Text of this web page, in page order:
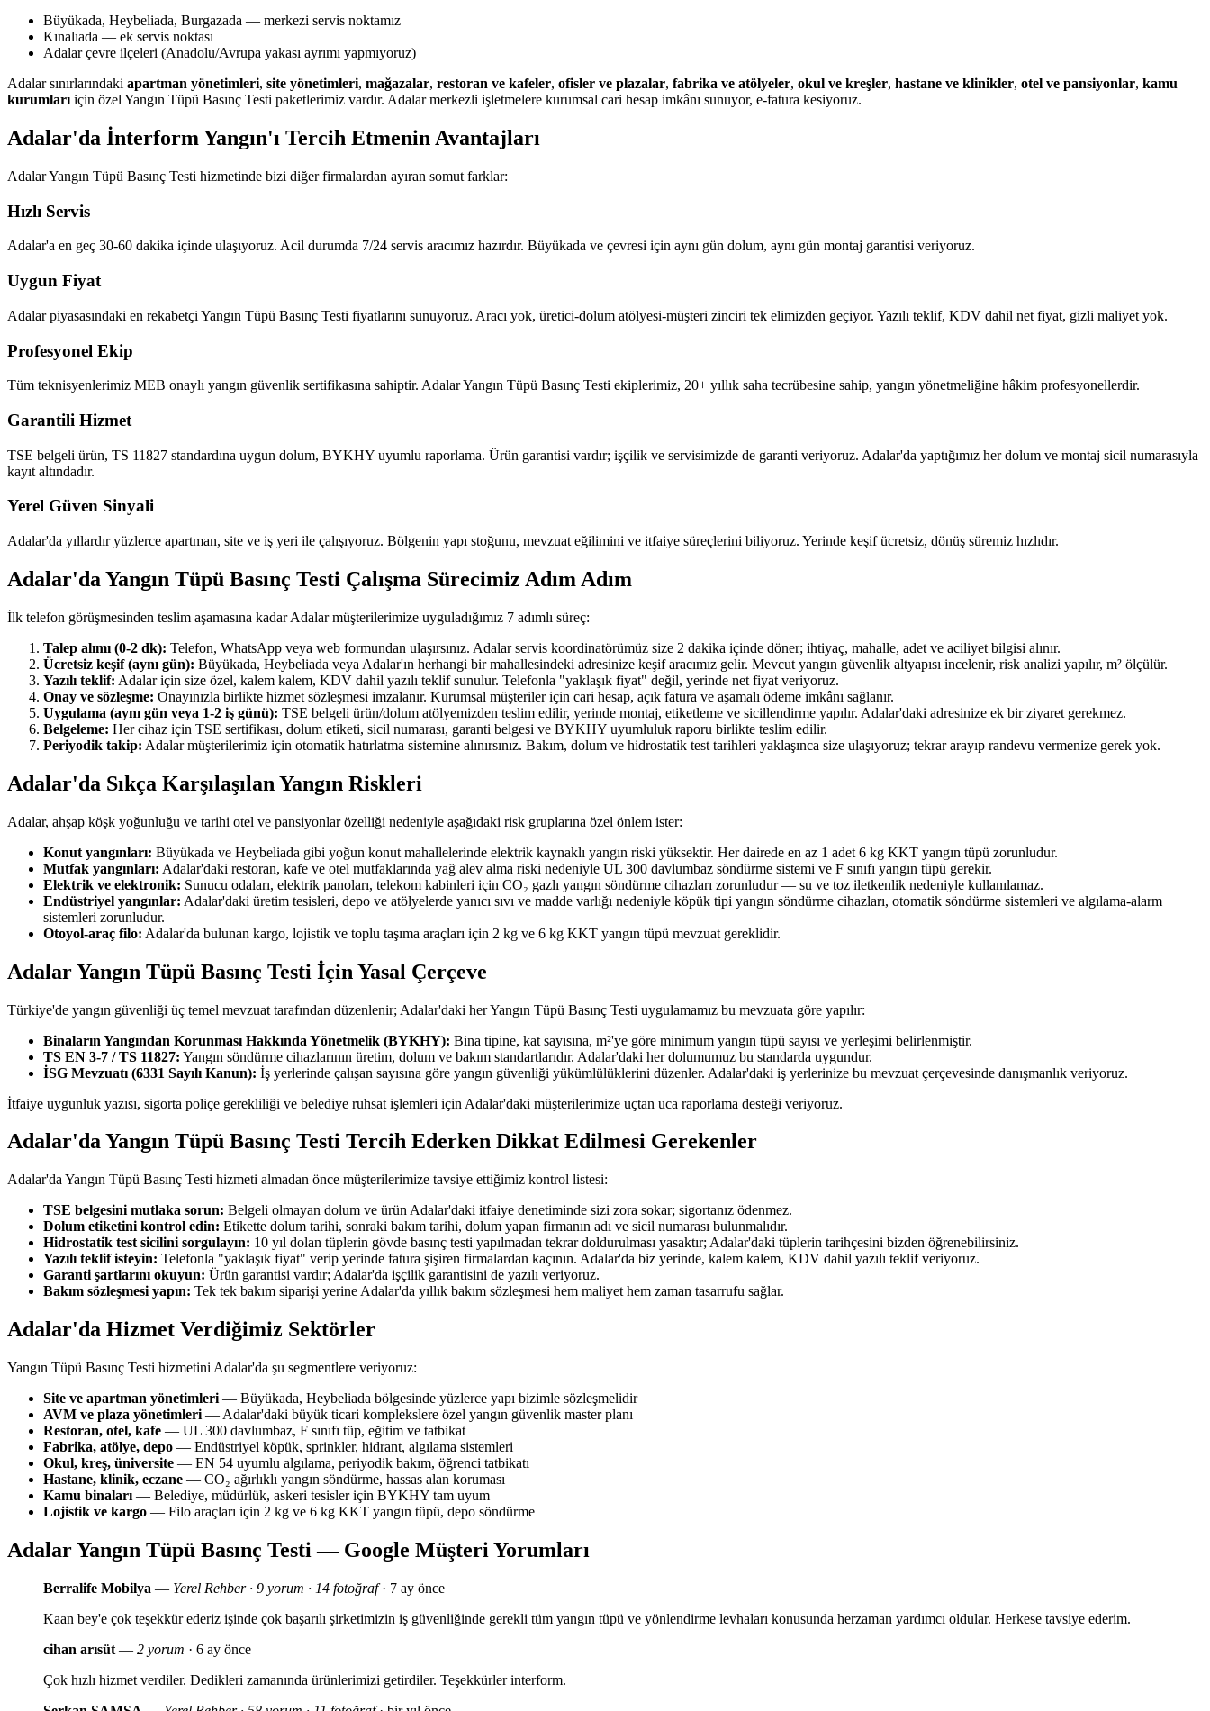
Büyükada, Heybeliada, Burgazada — merkezi servis noktamız
Kınalıada — ek servis noktası
Adalar çevre ilçeleri (Anadolu/Avrupa yakası ayrımı yapmıyoruz)
Adalar sınırlarındaki apartman yönetimleri, site yönetimleri, mağazalar, restoran ve kafeler, ofisler ve plazalar, fabrika ve atölyeler, okul ve kreşler, hastane ve klinikler, otel ve pansiyonlar, kamu
kurumları için özel Yangın Tüpü Basınç Testi paketlerimiz vardır. Adalar merkezli işletmelere kurumsal cari hesap imkânı sunuyor, e-fatura kesiyoruz.
Adalar'da İnterform Yangın'ı Tercih Etmenin Avantajları
Adalar Yangın Tüpü Basınç Testi hizmetinde bizi diğer firmalardan ayıran somut farklar:
Hızlı Servis
Adalar'a en geç 30-60 dakika içinde ulaşıyoruz. Acil durumda 7/24 servis aracımız hazırdır. Büyükada ve çevresi için aynı gün dolum, aynı gün montaj garantisi veriyoruz.
Uygun Fiyat
Adalar piyasasındaki en rekabetçi Yangın Tüpü Basınç Testi fiyatlarını sunuyoruz. Aracı yok, üretici-dolum atölyesi-müşteri zinciri tek elimizden geçiyor. Yazılı teklif, KDV dahil net fiyat, gizli maliyet yok.
Profesyonel Ekip
Tüm teknisyenlerimiz MEB onaylı yangın güvenlik sertifikasına sahiptir. Adalar Yangın Tüpü Basınç Testi ekiplerimiz, 20+ yıllık saha tecrübesine sahip, yangın yönetmeliğine hâkim profesyonellerdir.
Garantili Hizmet
TSE belgeli ürün, TS 11827 standardına uygun dolum, BYKHY uyumlu raporlama. Ürün garantisi vardır; işçilik ve servisimizde de garanti veriyoruz. Adalar'da yaptığımız her dolum ve montaj sicil numarasıyla
kayıt altındadır.
Yerel Güven Sinyali
Adalar'da yıllardır yüzlerce apartman, site ve iş yeri ile çalışıyoruz. Bölgenin yapı stoğunu, mevzuat eğilimini ve itfaiye süreçlerini biliyoruz. Yerinde keşif ücretsiz, dönüş süremiz hızlıdır.
Adalar'da Yangın Tüpü Basınç Testi Çalışma Sürecimiz Adım Adım
İlk telefon görüşmesinden teslim aşamasına kadar Adalar müşterilerimize uyguladığımız 7 adımlı süreç:
Talep alımı (0-2 dk): Telefon, WhatsApp veya web formundan ulaşırsınız. Adalar servis koordinatörümüz size 2 dakika içinde döner; ihtiyaç, mahalle, adet ve aciliyet bilgisi alınır.
Ücretsiz keşif (aynı gün): Büyükada, Heybeliada veya Adalar'ın herhangi bir mahallesindeki adresinize keşif aracımız gelir. Mevcut yangın güvenlik altyapısı incelenir, risk analizi yapılır, m² ölçülür.
Yazılı teklif: Adalar için size özel, kalem kalem, KDV dahil yazılı teklif sunulur. Telefonla "yaklaşık fiyat" değil, yerinde net fiyat veriyoruz.
Onay ve sözleşme: Onayınızla birlikte hizmet sözleşmesi imzalanır. Kurumsal müşteriler için cari hesap, açık fatura ve aşamalı ödeme imkânı sağlanır.
Uygulama (aynı gün veya 1-2 iş günü): TSE belgeli ürün/dolum atölyemizden teslim edilir, yerinde montaj, etiketleme ve sicillendirme yapılır. Adalar'daki adresinize ek bir ziyaret gerekmez.
Belgeleme: Her cihaz için TSE sertifikası, dolum etiketi, sicil numarası, garanti belgesi ve BYKHY uyumluluk raporu birlikte teslim edilir.
Periyodik takip: Adalar müşterilerimiz için otomatik hatırlatma sistemine alınırsınız. Bakım, dolum ve hidrostatik test tarihleri yaklaşınca size ulaşıyoruz; tekrar arayıp randevu vermenize gerek yok.
Adalar'da Sıkça Karşılaşılan Yangın Riskleri
Adalar, ahşap köşk yoğunluğu ve tarihi otel ve pansiyonlar özelliği nedeniyle aşağıdaki risk gruplarına özel önlem ister:
Konut yangınları: Büyükada ve Heybeliada gibi yoğun konut mahallelerinde elektrik kaynaklı yangın riski yüksektir. Her dairede en az 1 adet 6 kg KKT yangın tüpü zorunludur.
Mutfak yangınları: Adalar'daki restoran, kafe ve otel mutfaklarında yağ alev alma riski nedeniyle UL 300 davlumbaz söndürme sistemi ve F sınıfı yangın tüpü gerekir.
Elektrik ve elektronik: Sunucu odaları, elektrik panoları, telekom kabinleri için CO₂ gazlı yangın söndürme cihazları zorunludur — su ve toz iletkenlik nedeniyle kullanılamaz.
Endüstriyel yangınlar: Adalar'daki üretim tesisleri, depo ve atölyelerde yanıcı sıvı ve madde varlığı nedeniyle köpük tipi yangın söndürme cihazları, otomatik söndürme sistemleri ve algılama-alarm
sistemleri zorunludur.
Otoyol-araç filo: Adalar'da bulunan kargo, lojistik ve toplu taşıma araçları için 2 kg ve 6 kg KKT yangın tüpü mevzuat gereklidir.
Adalar Yangın Tüpü Basınç Testi İçin Yasal Çerçeve
Türkiye'de yangın güvenliği üç temel mevzuat tarafından düzenlenir; Adalar'daki her Yangın Tüpü Basınç Testi uygulamamız bu mevzuata göre yapılır:
Binaların Yangından Korunması Hakkında Yönetmelik (BYKHY): Bina tipine, kat sayısına, m²'ye göre minimum yangın tüpü sayısı ve yerleşimi belirlenmiştir.
TS EN 3-7 / TS 11827: Yangın söndürme cihazlarının üretim, dolum ve bakım standartlarıdır. Adalar'daki her dolumumuz bu standarda uygundur.
İSG Mevzuatı (6331 Sayılı Kanun): İş yerlerinde çalışan sayısına göre yangın güvenliği yükümlülüklerini düzenler. Adalar'daki iş yerlerinize bu mevzuat çerçevesinde danışmanlık veriyoruz.
İtfaiye uygunluk yazısı, sigorta poliçe gerekliliği ve belediye ruhsat işlemleri için Adalar'daki müşterilerimize uçtan uca raporlama desteği veriyoruz.
Adalar'da Yangın Tüpü Basınç Testi Tercih Ederken Dikkat Edilmesi Gerekenler
Adalar'da Yangın Tüpü Basınç Testi hizmeti almadan önce müşterilerimize tavsiye ettiğimiz kontrol listesi:
TSE belgesini mutlaka sorun: Belgeli olmayan dolum ve ürün Adalar'daki itfaiye denetiminde sizi zora sokar; sigortanız ödenmez.
Dolum etiketini kontrol edin: Etikette dolum tarihi, sonraki bakım tarihi, dolum yapan firmanın adı ve sicil numarası bulunmalıdır.
Hidrostatik test sicilini sorgulayın: 10 yıl dolan tüplerin gövde basınç testi yapılmadan tekrar doldurulması yasaktır; Adalar'daki tüplerin tarihçesini bizden öğrenebilirsiniz.
Yazılı teklif isteyin: Telefonla "yaklaşık fiyat" verip yerinde fatura şişiren firmalardan kaçının. Adalar'da biz yerinde, kalem kalem, KDV dahil yazılı teklif veriyoruz.
Garanti şartlarını okuyun: Ürün garantisi vardır; Adalar'da işçilik garantisini de yazılı veriyoruz.
Bakım sözleşmesi yapın: Tek tek bakım siparişi yerine Adalar'da yıllık bakım sözleşmesi hem maliyet hem zaman tasarrufu sağlar.
Adalar'da Hizmet Verdiğimiz Sektörler
Yangın Tüpü Basınç Testi hizmetini Adalar'da şu segmentlere veriyoruz:
Site ve apartman yönetimleri — Büyükada, Heybeliada bölgesinde yüzlerce yapı bizimle sözleşmelidir
AVM ve plaza yönetimleri — Adalar'daki büyük ticari komplekslere özel yangın güvenlik master planı
Restoran, otel, kafe — UL 300 davlumbaz, F sınıfı tüp, eğitim ve tatbikat
Fabrika, atölye, depo — Endüstriyel köpük, sprinkler, hidrant, algılama sistemleri
Okul, kreş, üniversite — EN 54 uyumlu algılama, periyodik bakım, öğrenci tatbikatı
Hastane, klinik, eczane — CO₂ ağırlıklı yangın söndürme, hassas alan koruması
Kamu binaları — Belediye, müdürlük, askeri tesisler için BYKHY tam uyum
Lojistik ve kargo — Filo araçları için 2 kg ve 6 kg KKT yangın tüpü, depo söndürme
Adalar Yangın Tüpü Basınç Testi — Google Müşteri Yorumları
Berralife Mobilya — Yerel Rehber · 9 yorum · 14 fotoğraf· 7 ay önce
Kaan bey'e çok teşekkür ederiz işinde çok başarılı şirketimizin iş güvenliğinde gerekli tüm yangın tüpü ve yönlendirme levhaları konusunda herzaman yardımcı oldular. Herkese tavsiye ederim.
cihan arısüt — 2 yorum · 6 ay önce
Çok hızlı hizmet verdiler. Dedikleri zamanında ürünlerimizi getirdiler. Teşekkürler interform.